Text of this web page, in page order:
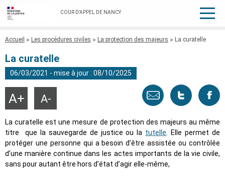
COUR D'APPEL DE NANCY
Fil
Accueil Les procédures civiles La protection des majeurs La curatelle
La curatelle
06/03/2021 - mise à jour : 08/10/2025
Envoyer
email
Tweeter
page
Agrandir
du
Réduire
du
La curatelle est une mesure de protection des majeurs au même
titre que la sauvegarde de justice ou la tutelle. Elle permet de
protéger une personne qui a besoin d’être assistée ou contrôlée
d’une manière continue dans les actes importants de la vie civile,
sans pour autant être hors d’état d’agir elle-même,